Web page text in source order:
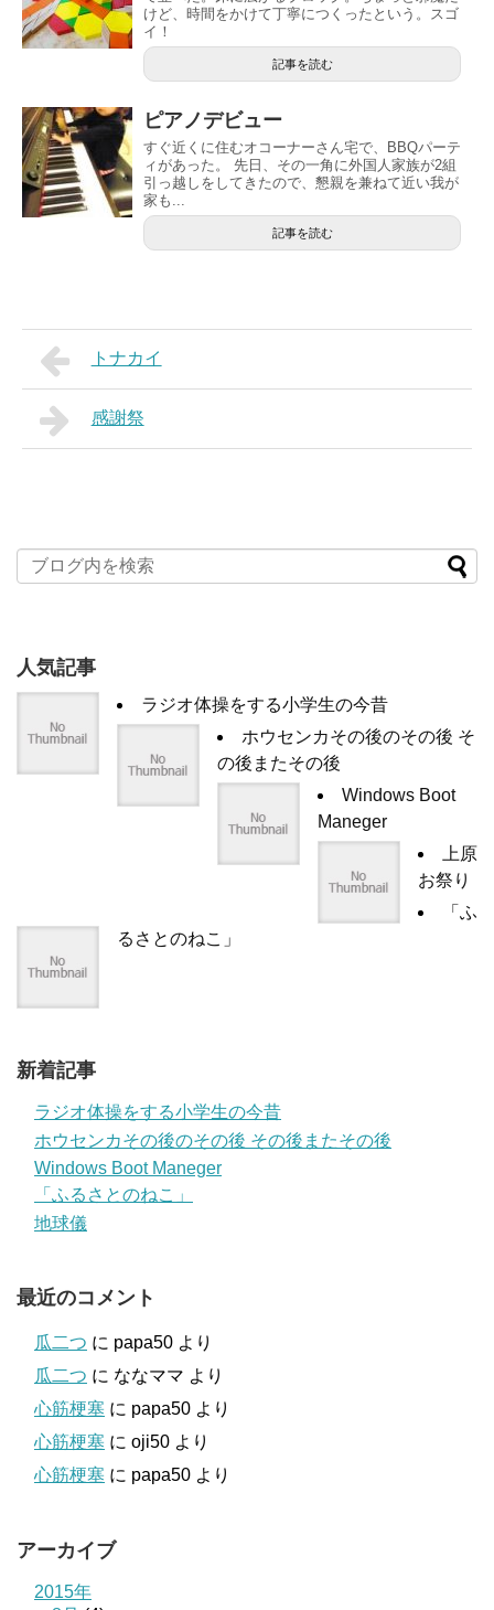
けど、時間をかけて丁寧につくったという。スゴ
イ！
記事を読む
ピアノデビュー
すぐ近くに住むオコーナーさん宅で、BBQパーテ
ィがあった。 先日、その一角に外国人家族が2組
引っ越しをしてきたので、懇親を兼ねて近い我が
家も...
記事を読む
トナカイ
感謝祭
人気記事
ラジオ体操をする小学生の今昔
ホウセンカその後のその後 そ
の後またその後
Windows Boot
Maneger
上原
お祭り
「ふ
るさとのねこ」
新着記事
ラジオ体操をする小学生の今昔
ホウセンカその後のその後 その後またその後
Windows Boot Maneger
「ふるさとのねこ」
地球儀
最近のコメント
瓜二つ に papa50 より
瓜二つ に ななママ より
心筋梗塞 に papa50 より
心筋梗塞 に oji50 より
心筋梗塞 に papa50 より
アーカイブ
2015年